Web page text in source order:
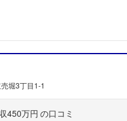
堀3丁目1-1
450万円